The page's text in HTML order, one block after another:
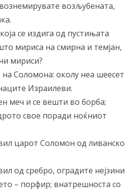
возљубената,
се издига од пустињата
мириса на смирна и темјан,
мириси?
на Соломона: околу неа шеесет
Израилеви.
меч и се вешти во борба;
свое поради ноќниот
царот Соломон од ливанско
од сребро, оградите нејзини
– порфир; внатрешноста со